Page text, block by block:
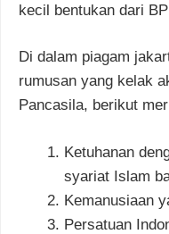
kecil bentukan dari
Di dalam piagam
rumusan yang kelak
Pancasila, berikut
Ketuhanan
syariat Islam
Kemanusiaan
Persatuan